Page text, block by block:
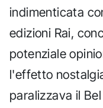
indimenticata
edizioni Rai,
potenziale
l'effetto
paralizzava il